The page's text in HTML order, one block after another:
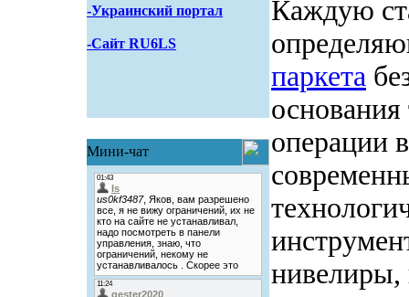
-Украинский портал
-Сайт RU6LS
Мини-чат
Каждую
паркета
операции